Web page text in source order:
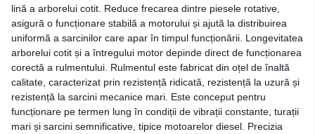
lină a arborelui cotit. Reduce frecarea dintre piesele rotative,
asigură o funcționare stabilă a motorului și ajută la distribuirea
uniformă a sarcinilor care apar în timpul funcționării. Longevitatea
arborelui cotit și a întregului motor depinde direct de funcționarea
corectă a rulmentului. Rulmentul este fabricat din oțel de înaltă
calitate, caracterizat prin rezistență ridicată, rezistență la uzură și
rezistență la sarcini mecanice mari. Este conceput pentru
funcționare pe termen lung în condiții de vibrații constante, turații
mari și sarcini semnificative, tipice motoarelor diesel. Precizia